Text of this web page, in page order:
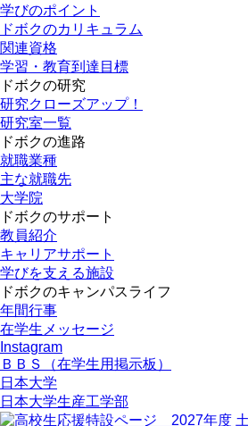
学びのポイント
ドボクのカリキュラム
関連資格
学習・教育到達目標
ドボクの研究
研究クローズアップ！
研究室一覧
ドボクの進路
就職業種
主な就職先
大学院
ドボクのサポート
教員紹介
キャリアサポート
学びを支える施設
ドボクのキャンパスライフ
年間行事
在学生メッセージ
Instagram
ＢＢＳ
（在学生用掲示板）
日本大学
日本大学生産工学部